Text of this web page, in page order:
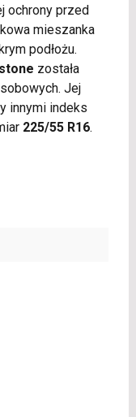
ochrony przed
mieszanka
podłożu.
została
Jej
innymi indeks
225/55 R16.